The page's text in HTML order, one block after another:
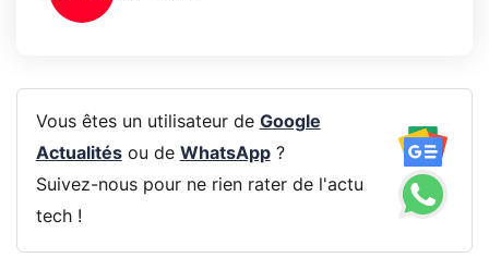
Vous êtes un utilisateur de Google
Actualitésou de WhatsApp?
Suivez-nous pour ne rien rater de l'actu
tech !